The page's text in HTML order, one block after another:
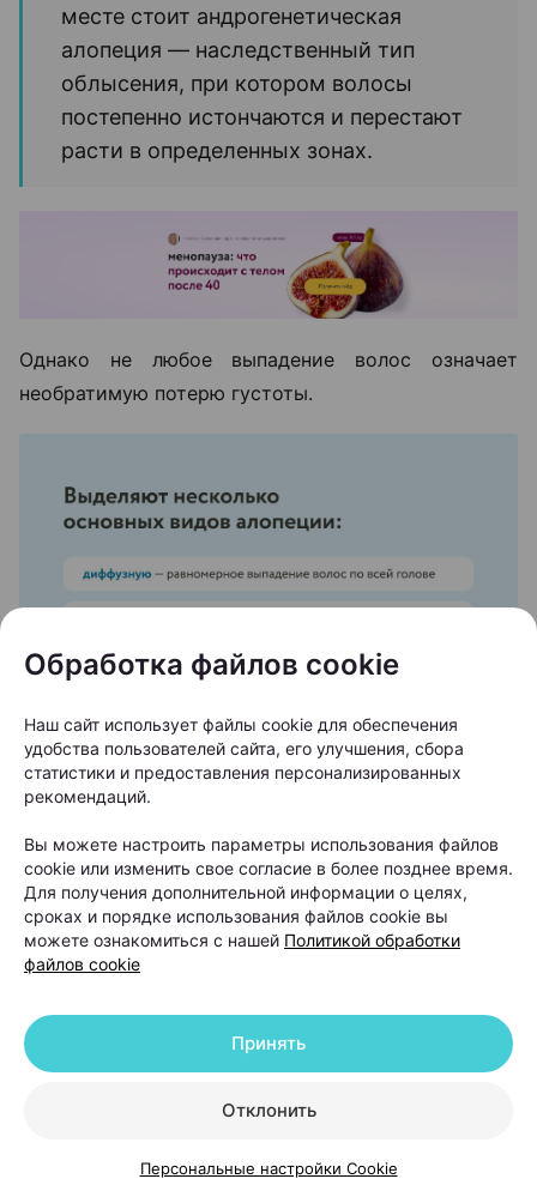
месте стоит андрогенетическая
алопеция — наследственный тип
облысения, при котором волосы
постепенно истончаются и перестают
расти в определенных зонах.
Однако не любое выпадение волос означает
необратимую потерю густоты.
лечения.
«Если мы говорим о диффузном выпадении волос,
которое возникло на фоне стресса, дефицитов или
гормональных изменений, то такие состояния
обычно хорошо поддаются терапии. После
устранения причины и курса лечения волосы
С очаговой алопецией ситуация сложнее,
Обработка файлов cookie
Наш сайт использует файлы cookie для обеспечения
удобства пользователей сайта, его улучшения, сбора
статистики и предоставления персонализированных
рекомендаций.
Вы можете настроить параметры использования файлов
cookie или изменить свое согласие в более позднее время.
Для получения дополнительной информации о целях,
сроках и порядке использования файлов cookie вы
можете ознакомиться с нашей Политикой обработки
файлов cookie
Отклонить
Принять
Персональные настройки Cookie